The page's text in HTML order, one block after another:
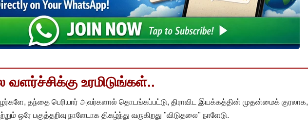
வளர்ச்சிக்கு உரமிடுங்கள்..
தந்தை பெரியார் அவர்களால் தொடங்கப்பட்டு, திராவிட இயக்கத்தின் முதன்மைக் குரலாக,
ஒரே பகுத்தறிவு நாளேடாக திகழ்ந்து வருகிறது "விடுதலை" நாளேடு.